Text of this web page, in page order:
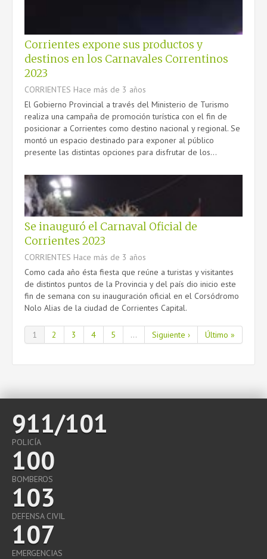
Corrientes expone sus productos y
destinos en los Carnavales Correntinos
2023
CORRIENTES Hace más de 3 años
El Gobierno Provincial a través del Ministerio de Turismo
realiza una campaña de promoción turística con el fin de
posicionar a Corrientes como destino nacional y regional. Se
montó un espacio destinado para exponer al público
presente las distintas opciones para disfrutar de los...
Se inauguró el Carnaval Oficial de
Corrientes 2023
CORRIENTES Hace más de 3 años
Como cada año ésta fiesta que reúne a turistas y visitantes
de distintos puntos de la Provincia y del país dio inicio este
fin de semana con su inauguración oficial en el Corsódromo
Nolo Alias de la ciudad de Corrientes Capital.
1 2 3 4 5 ... Siguiente › Último »
911/101
POLICÍA
100
BOMBEROS
103
DEFENSA CIVIL
107
EMERGENCIAS